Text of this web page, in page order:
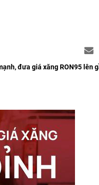
đưa giá xăng RON95 lên